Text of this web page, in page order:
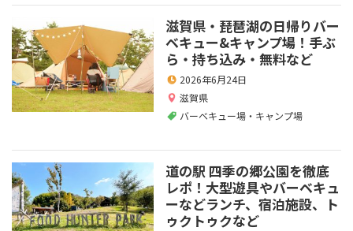
滋賀県・琵琶湖の日帰りバー
ベキュー&キャンプ場！手ぶ
ら・持ち込み・無料など
2026年6月24日
滋賀県
バーベキュー場・キャンプ場
道の駅 四季の郷公園を徹底
レポ！大型遊具やバーベキュ
ーなどランチ、宿泊施設、ト
ゥクトゥクなど